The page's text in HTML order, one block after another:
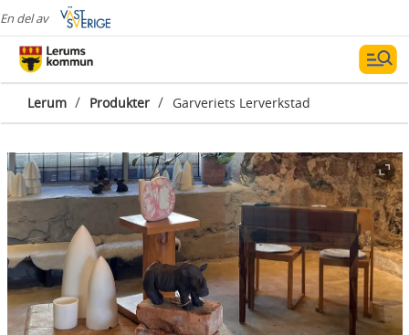
En del av
Lerum / Produkter / Garveriets Lerverkstad